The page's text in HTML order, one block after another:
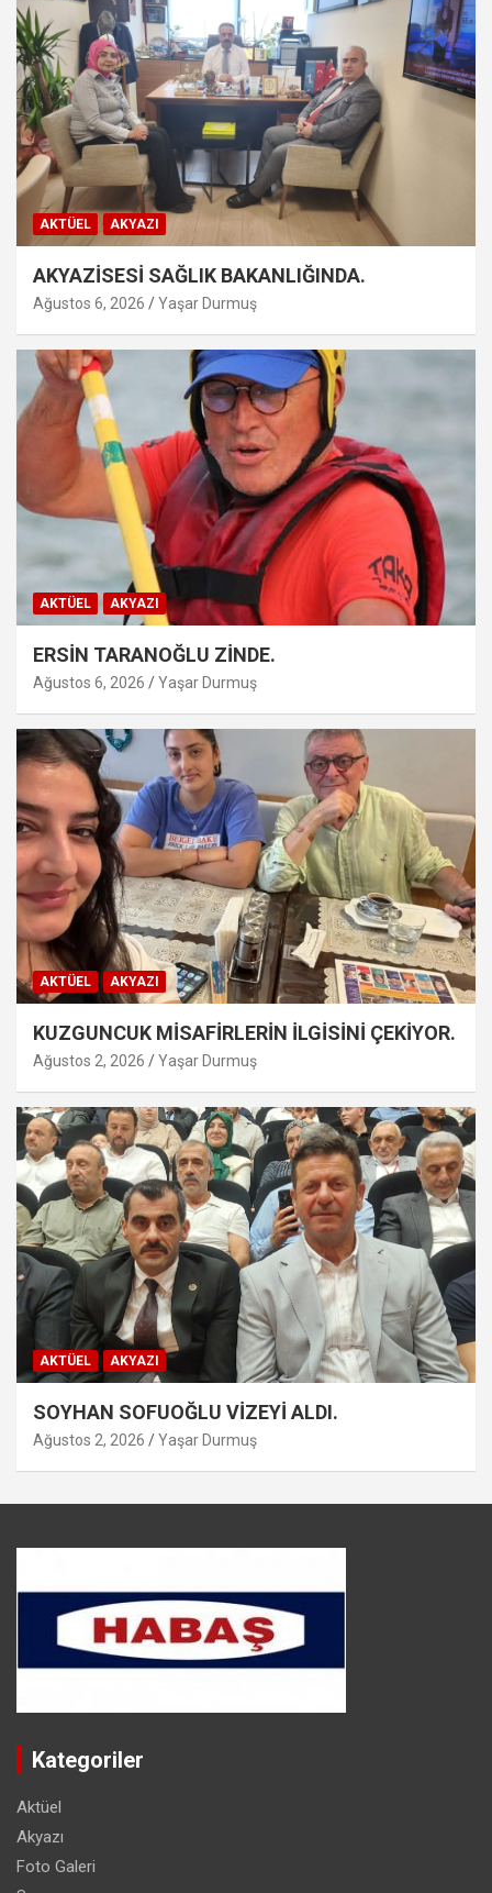
AKTÜEL AKYAZI
AKYAZİSESİ SAĞLIK BAKANLIĞINDA.
Ağustos 6, 2026 Yaşar Durmuş
AKTÜEL AKYAZI
ERSİN TARANOĞLU ZİNDE.
Ağustos 6, 2026 Yaşar Durmuş
AKTÜEL AKYAZI
KUZGUNCUK MİSAFİRLERİN İLGİSİNİ ÇEKİYOR.
Ağustos 2, 2026 Yaşar Durmuş
AKTÜEL AKYAZI
SOYHAN SOFUOĞLU VİZEYİ ALDI.
Ağustos 2, 2026 Yaşar Durmuş
Kategoriler
Aktüel
Akyazı
Foto Galeri